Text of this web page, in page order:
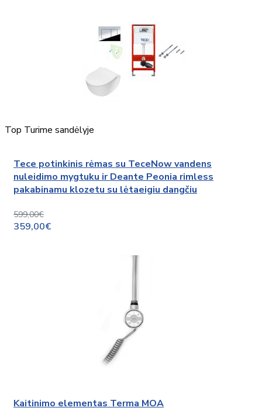
Top Turime sandėlyje
Tece potinkinis rėmas su TeceNow vandens
nuleidimo mygtuku ir Deante Peonia rimless
pakabinamu klozetu su lėtaeigiu dangčiu
599,00€
359,00€
Kaitinimo elementas Terma MOA